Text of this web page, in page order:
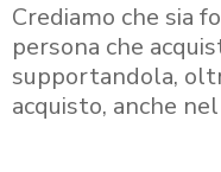
Crediamo che sia
persona che
supportandola,
acquisto, anche